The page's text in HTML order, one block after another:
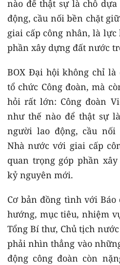
nào để thật sự là chỗ
động, cầu nối bền chặt
giai cấp công nhân, là
phần xây dựng đất nước
BOX Đại hội không chỉ
tổ chức Công đoàn, mà
hỏi rất lớn: Công đoàn
như thế nào để thật sự
người lao động, cầu nối
Nhà nước với giai cấp
quan trọng góp phần
kỷ nguyên mới.
Cơ bản đồng tình với
hướng, mục tiêu, nhiệm
Tổng Bí thư, Chủ tịch
phải nhìn thẳng vào
động công đoàn còn